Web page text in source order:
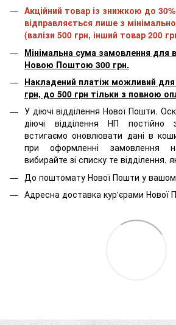
Акційний товар із знижкою до
відправляється лише з
(валізи 500 грн, інший товар 200
Мінімальна сума замовлення для
Новою Поштою 300 грн.
Накладений платіж можливий для
грн, до 500 грн тільки з повною
У діючі відділення Нової Пошти.
діючі відділення НП
встигаємо оновлювати дані в
при оформленні замовлення
вибирайте зі списку те відділення,
До поштомату Нової Пошти у
Адресна доставка кур'єрами Нової